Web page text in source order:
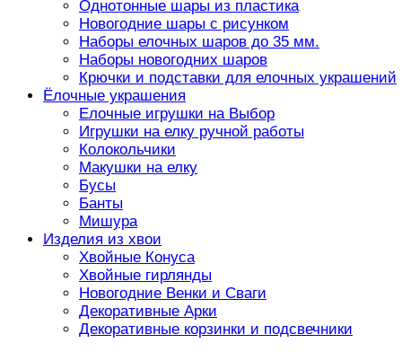
Однотонные шары из пластика
Новогодние шары с рисунком
Наборы елочных шаров до 35 мм.
Наборы новогодних шаров
Крючки и подставки для елочных украшений
Ёлочные украшения
Елочные игрушки на Выбор
Игрушки на елку ручной работы
Колокольчики
Макушки на елку
Бусы
Банты
Мишура
Изделия из хвои
Хвойные Конуса
Хвойные гирлянды
Новогодние Венки и Сваги
Декоративные Арки
Декоративные корзинки и подсвечники